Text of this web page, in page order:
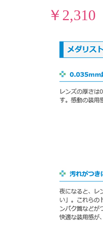
￥2,310